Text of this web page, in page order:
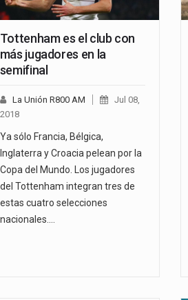
Tottenham es el club con
más jugadores en la
semifinal
La Unión R800 AM
Jul 08,
2018
Ya sólo Francia, Bélgica,
Inglaterra y Croacia pelean por la
Copa del Mundo. Los jugadores
del Tottenham integran tres de
estas cuatro selecciones
nacionales.…